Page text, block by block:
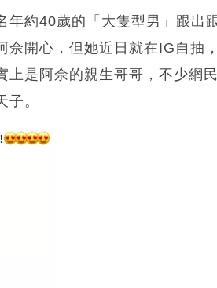
年約40歲的「大隻型男」跟出
佘開心，但她近日就在IG自抽
上是阿佘的親生哥哥，不少網
。